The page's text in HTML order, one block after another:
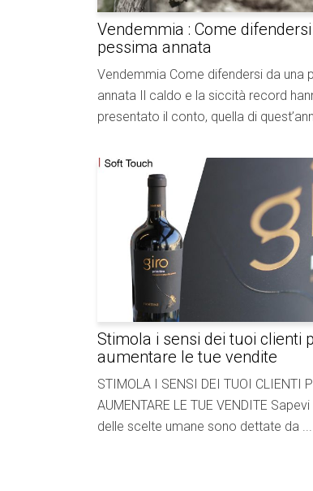
Vendemmia : Come
pessima annata
Vendemmia Come difendersi da una
annata Il caldo e la siccità record
presentato il conto, quella di
Stimola i sensi dei tuoi clienti
aumentare le tue vendite
STIMOLA I SENSI DEI TUOI CLIENTI
AUMENTARE LE TUE VENDITE Sapevi
delle scelte umane sono dettate da ...